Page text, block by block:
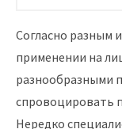
Согласно разным
применении на
разнообразными
спровоцировать
Нередко